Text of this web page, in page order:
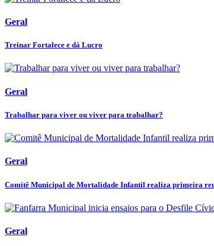
Geral
Treinar Fortalece e dá Lucro
Geral
Trabalhar para viver ou viver para trabalhar?
Geral
Comitê Municipal de Mortalidade Infantil realiza primeira
Geral